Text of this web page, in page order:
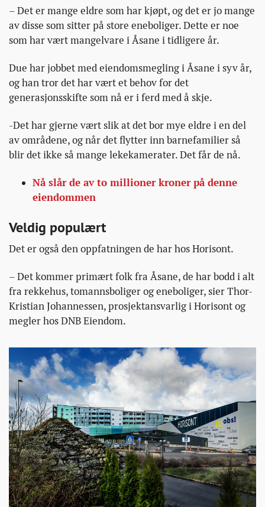
– Det er mange eldre som har kjøpt, og det er jo mange
av disse som sitter på store eneboliger. Dette er noe
som har vært mangelvare i Åsane i tidligere år.
Due har jobbet med eiendomsmegling i Åsane i syv år,
og han tror det har vært et behov for det
generasjonsskifte som nå er i ferd med å skje.
-Det har gjerne vært slik at det bor mye eldre i en del
av områdene, og når det flytter inn barnefamilier så
blir det ikke så mange lekekamerater. Det får de nå.
Nå slår de av to millioner kroner på denne
eiendommen
Veldig populært
Det er også den oppfatningen de har hos Horisont.
– Det kommer primært folk fra Åsane, de har bodd i alt
fra rekkehus, tomannsboliger og eneboliger, sier Thor-
Kristian Johannessen, prosjektansvarlig i Horisont og
megler hos DNB Eiendom.